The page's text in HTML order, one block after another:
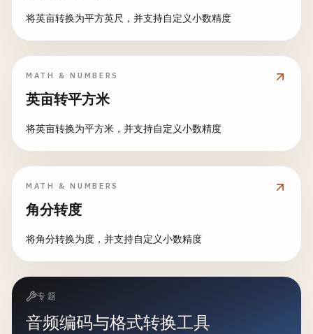
将英亩转换为平方英尺，并支持自定义小数精度
MATH & NUMBERS
英亩转平方米
将英亩转换为平方米，并支持自定义小数精度
MATH & NUMBERS
角分转度
将角分转换为度，并支持自定义小数精度
专题
音频编码与格式转换工具